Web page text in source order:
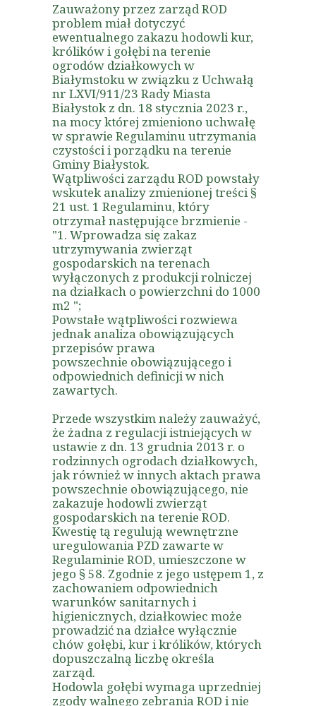
Zauważony przez zarząd ROD
problem miał dotyczyć
ewentualnego zakazu hodowli kur,
królików i gołębi na terenie
ogrodów działkowych w
Białymstoku w związku z Uchwałą
nr LXVI/911/23 Rady Miasta
Białystok z dn. 18 stycznia 2023 r.,
na mocy której zmieniono uchwałę
w sprawie Regulaminu utrzymania
czystości i porządku na terenie
Gminy Białystok.
Wątpliwości zarządu ROD powstały
wskutek analizy zmienionej treści §
21 ust. 1 Regulaminu, który
otrzymał następujące brzmienie -
"1. Wprowadza się zakaz
utrzymywania zwierząt
gospodarskich na terenach
wyłączonych z produkcji rolniczej
na działkach o powierzchni do 1000
m2 ";
Powstałe wątpliwości rozwiewa
jednak analiza obowiązujących
przepisów prawa
powszechnie obowiązującego i
odpowiednich definicji w nich
zawartych.
Przede wszystkim należy zauważyć,
że żadna z regulacji istniejących w
ustawie z dn. 13 grudnia 2013 r. o
rodzinnych ogrodach działkowych,
jak również w innych aktach prawa
powszechnie obowiązującego, nie
zakazuje hodowli zwierząt
gospodarskich na terenie ROD.
Kwestię tą regulują wewnętrzne
uregulowania PZD zawarte w
Regulaminie ROD, umieszczone w
jego § 58. Zgodnie z jego ustępem 1, z
zachowaniem odpowiednich
warunków sanitarnych i
higienicznych, działkowiec może
prowadzić na działce wyłącznie
chów gołębi, kur i królików, których
dopuszczalną liczbę określa
zarząd.
Hodowla gołębi wymaga uprzedniej
zgody walnego zebrania ROD i nie